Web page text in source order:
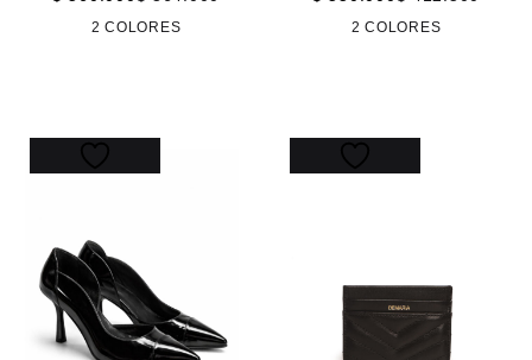
2 COLORES 2 COLORES